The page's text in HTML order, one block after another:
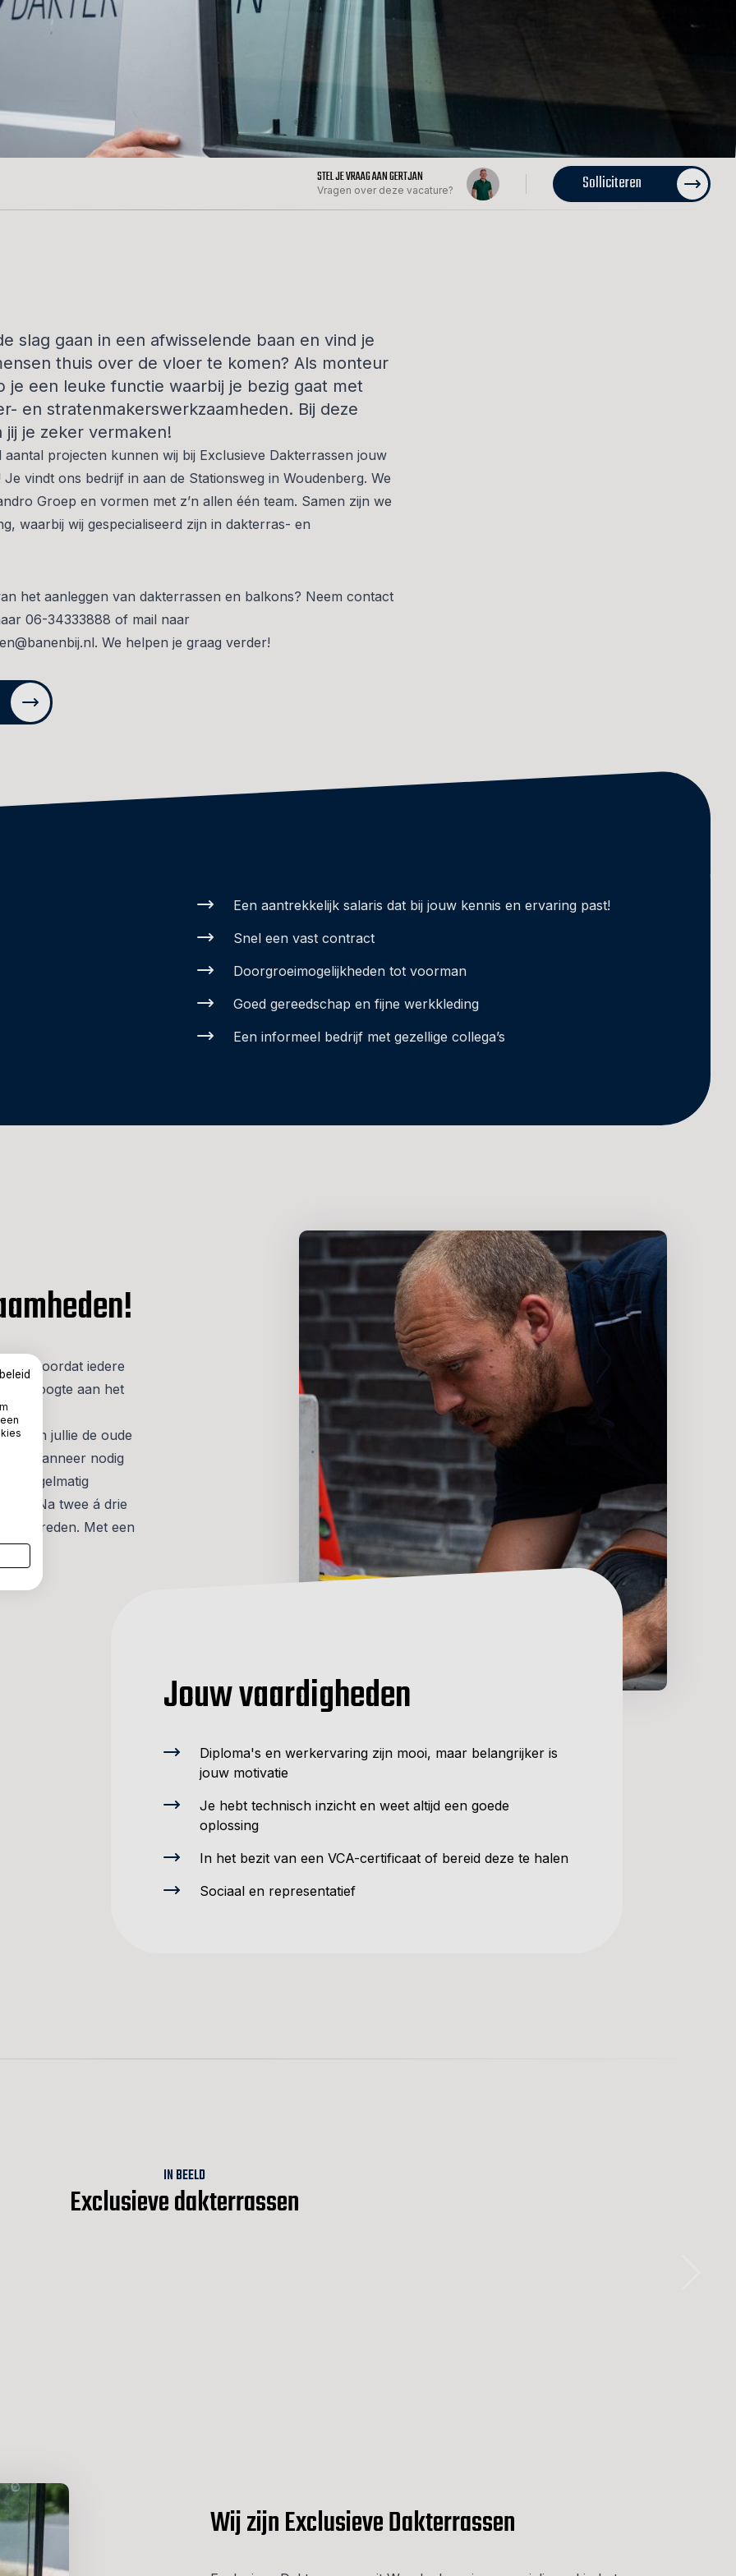
STEL JE VRAAG AAN GERTJAN
Vragen over deze vacature? Solliciteren
slag gaan in een afwisselende baan en vind je
thuis over de vloer te komen? Als monteur
je een leuke functie waarbij je bezig gaat met
en stratenmakerswerkzaamheden. Bij deze
jij je zeker vermaken!
projecten kunnen wij bij Exclusieve Dakterrassen jouw
vindt ons bedrijf in aan de Stationsweg in Woudenberg. We
Groep en vormen met z’n allen één team. Samen zijn we
waarbij wij gespecialiseerd zijn in dakterras- en
het aanleggen van dakterrassen en balkons? Neem contact
06-34333888 of mail naar
. We helpen je graag verder!
Een aantrekkelijk salaris dat bij jouw kennis en ervaring past!
Snel een vast contract
Doorgroeimogelijkheden tot voorman
Goed gereedschap en fijne werkkleding
Een informeel bedrijf met gezellige collega’s
Doordat iedere
op hoogte aan het
jullie de oude
en wanneer nodig
je regelmatig
Na twee á drie
tevreden. Met een
Jouw vaardigheden
Diploma's en werkervaring zijn mooi, maar belangrijker is
jouw motivatie
Je hebt technisch inzicht en weet altijd een goede
oplossing
In het bezit van een VCA-certificaat of bereid deze te halen
Sociaal en representatief
IN BEELD
Exclusieve dakterrassen
Wij zijn Exclusieve Dakterrassen